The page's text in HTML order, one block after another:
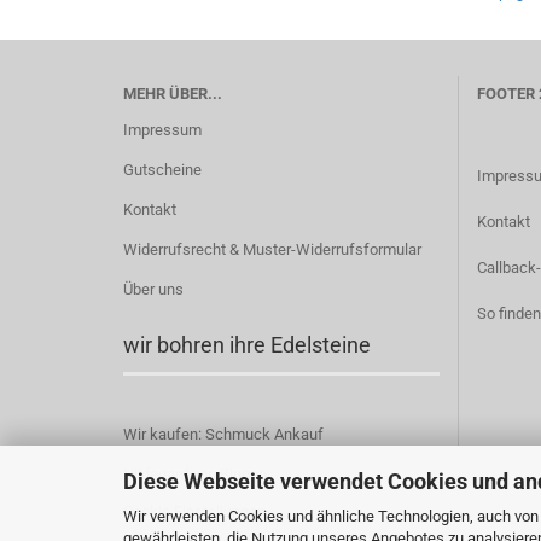
Diese Webseite verwendet Cookies und
Wir verwenden Cookies und ähnliche Technologien, auch
gewährleisten, die Nutzung unseres Angebotes zu
MEHR ÜBER...
Impressum
Gutscheine
Kontakt
Widerrufsrecht & Muster-Widerrufsformular
Über uns
wir bohren ihre Edelsteine
Wir kaufen: Schmuck Ankauf
Hildegard von Bingen
Cookie Einstellungen
FOOTER
Kontakt
So